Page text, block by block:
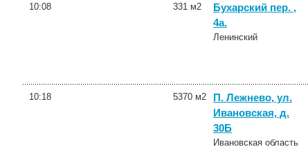
10:08 331 м2
Бухарский пер. ,
4а.
Ленинский
10:18 5370 м2
П. Лежнево, ул.
Ивановская, д.
30Б
Ивановская область